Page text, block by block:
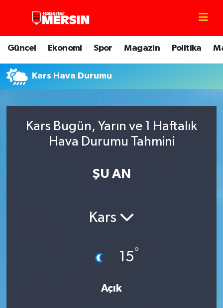
Güncel Ekonomi Spor Magazin Politika
Kars Hava Durumu
Kars Bugün, Yarın ve 1 Haftalık
Hava Durumu Tahmini
ŞU AN
Kars
15°
Açık
Mersin Nöbetçi Eczaneler
Mersin Hava Durumu
Mersin Trafik Yoğunluk Haritası
Tüm Manşetler